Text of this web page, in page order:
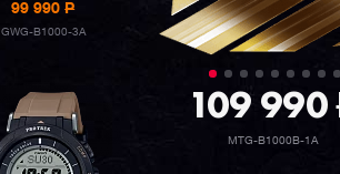
99 990P
GWG-B1000-3A
109 990
MTG-B1000B-1A